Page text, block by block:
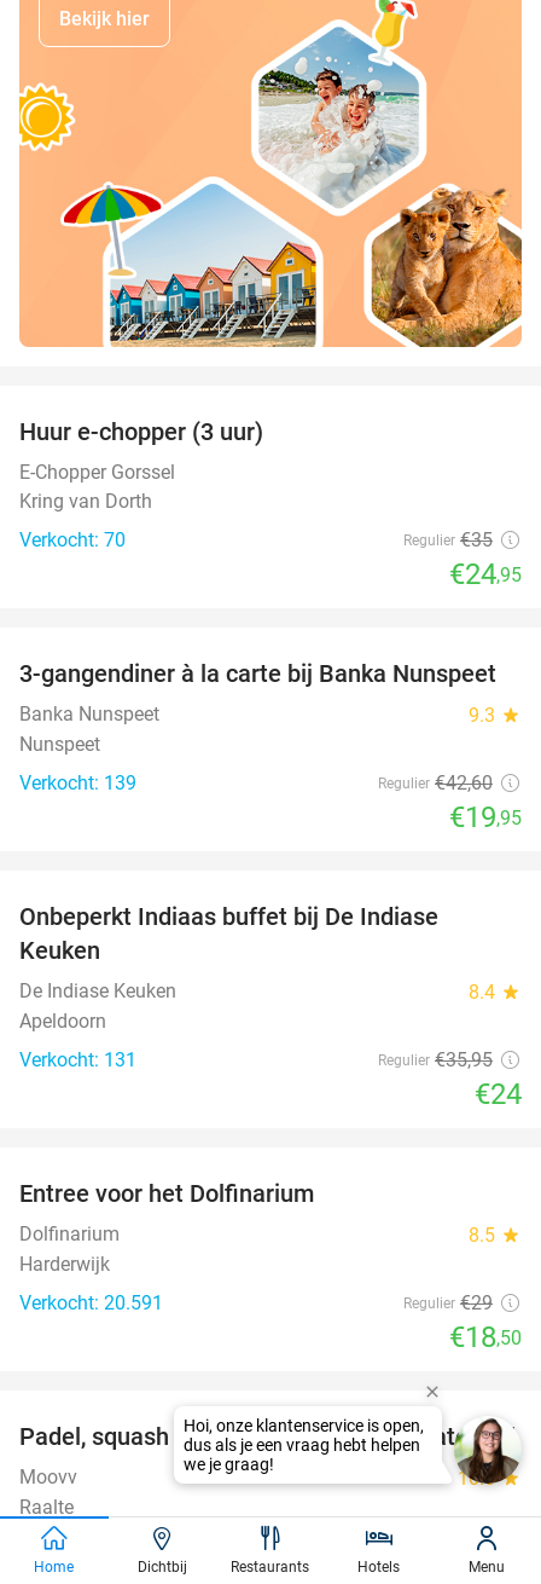
Bekijk hier
Huur e-chopper (3 uur)
E-Chopper Gorssel
Kring van Dorth
Verkocht: 70
Regulier €35
€24,95
53%
3-gangendiner à la carte bij Banka Nunspeet
Banka Nunspeet 9.3 star
Nunspeet
Verkocht: 139
Regulier €42,60
€19,95
Onbeperkt Indiaas buffet bij De Indiase
Keuken
De Indiase Keuken 8.4 star
Apeldoorn
Verkocht: 131
Regulier €35,95
€24
Entree voor het Dolfinarium
Dolfinarium 8.5 star
Harderwijk
Verkocht: 20.591
Regulier €29
€18,50
50%
Padel, squash of tennis (2-4 pers.) + materiaal
Moovv 10.0star
Raalte
Verkocht: 119
€28
Home Dichtbij Restaurants Hotels Menu